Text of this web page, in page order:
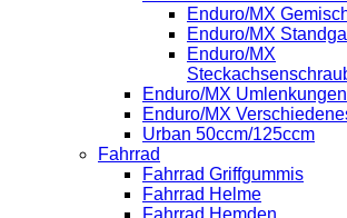
Enduro/MX
Enduro/MX
Enduro/MX
Enduro/MX Umlenkungen
Enduro/MX
Urban 50ccm/125ccm
Fahrrad
Fahrrad Griffgummis
Fahrrad Helme
Fahrrad Hemden